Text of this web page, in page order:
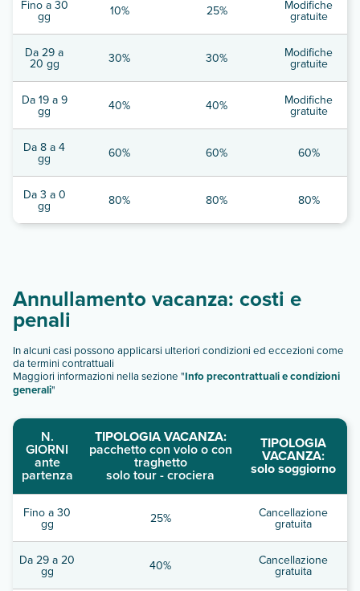
Fino a 30
gg 10% 25% Modifiche
gratuite
Da 29 a
20 gg 30% 30% Modifiche
gratuite
Da 19 a 9
gg 40% 40% Modifiche
gratuite
Da 8 a 4
gg 60% 60% 60%
Da 3 a 0
gg 80% 80% 80%
Annullamento vacanza: costi e
penali
In alcuni casi possono applicarsi ulteriori condizioni ed eccezioni come
da termini contrattuali
Maggiori informazioni nella sezione "Info precontrattuali e condizioni
generali"
N.
GIORNI
ante
partenza
TIPOLOGIA VACANZA:
pacchetto con volo o con
traghetto
solo tour - crociera
TIPOLOGIA
VACANZA:
solo soggiorno
Fino a 30
gg 25% Cancellazione
gratuita
Da 29 a 20
gg 40% Cancellazione
gratuita